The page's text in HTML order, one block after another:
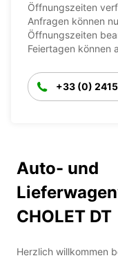
Öffnungszeiten
Anfragen können
Öffnungszeiten
Feiertagen können
+33 (0)
Auto- und
CHOLET DT
Herzlich willkommen